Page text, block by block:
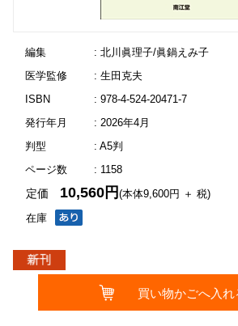
編集
: 北川眞理子/眞鍋えみ子
医学監修
: 生田克夫
ISBN
: 978-4-524-20471-7
発行年月
: 2026年4月
判型
: A5判
ページ数
: 1158
在庫
定価 10,560円(本体9,600円 ＋ 税)